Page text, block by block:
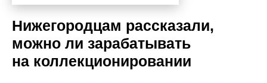
Нижегородцам рассказали,
можно ли зарабатывать
на коллекционировании